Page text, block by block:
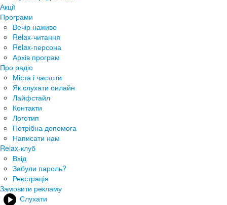
Акції
Програми
Вечір наживо
Relax-читання
Relax-персона
Архів програм
Про радіо
Міста і частоти
Як слухати онлайн
Лайфстайл
Контакти
Логотип
Потрібна допомога
Написати нам
Relax-клуб
Вхід
Забули пароль?
Реєстрація
Замовити рекламу
Слухати